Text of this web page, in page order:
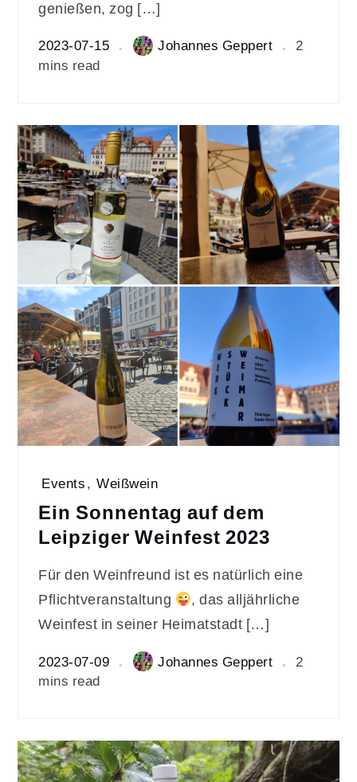
genießen, zog […]
2023-07-15 Johannes Geppert
2
mins read
Events, Weißwein
Ein Sonnentag auf dem
Leipziger Weinfest 2023
Für den Weinfreund ist es natürlich eine
Pflichtveranstaltung
, das alljährliche
Weinfest in seiner Heimatstadt […]
2023-07-09 Johannes Geppert
2
mins read